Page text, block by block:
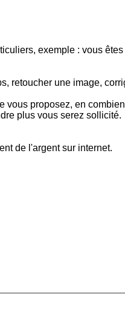
exemple : vous
retoucher une image,
proposez, en
plus vous serez sollicité.
de l'argent sur internet.